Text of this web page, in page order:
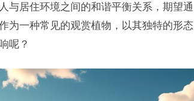
与居住环境之间的和谐平衡关系，期望通
为一种常见的观赏植物，以其独特的形态
呢？